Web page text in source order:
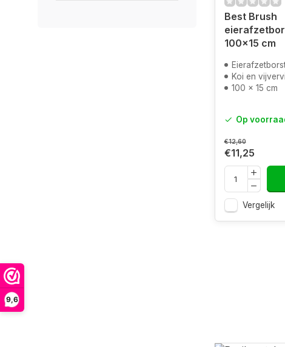
9,6
Best Brush
100x15 cm
Koi en
100 x 15 cm
Op
€12,60
€11,25
Vergelijk